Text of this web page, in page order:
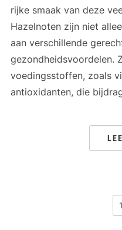
rijke smaak van deze
Hazelnoten zijn niet
aan verschillende
gezondheidsvoordelen.
voedingsstoffen, zoals
antioxidanten, die
1